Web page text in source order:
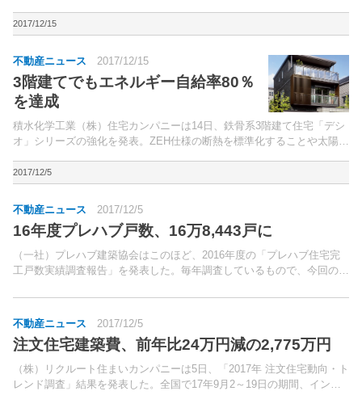
先導的な技術の普及啓発に寄与する住宅・建築物...
2017/12/15
不動産ニュース 2017/12/15
3階建てでもエネルギー自給率80％
を達成
積水化学工業（株）住宅カンパニーは14日、鉄骨系3階建て住宅「デシ
オ」シリーズの強化を発表。ZEH仕様の断熱を標準化することや太陽光
80％を達成可能とする。
2017/12/5
不動産ニュース 2017/12/5
16年度プレハブ戸数、16万8,443戸に
（一社）プレハブ建築協会はこのほど、2016年度の「プレハブ住宅完
工戸数実績調査報告」を発表した。毎年調査しているもので、今回の調
不動産ニュース 2017/12/5
注文住宅建築費、前年比24万円減の2,775万円
（株）リクルート住まいカンパニーは5日、「2017年 注文住宅動向・ト
レンド調査」結果を発表した。全国で17年9月2～19日の期間、インタ